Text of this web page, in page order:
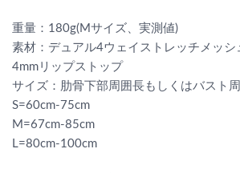
重量：180g(Mサイズ、実測値)
素材：デュアル4ウェイストレッチメッ
4mmリップストップ
サイズ：肋骨下部周囲長もしくはバスト周
S=60cm-75cm
M=67cm-85cm
L=80cm-100cm